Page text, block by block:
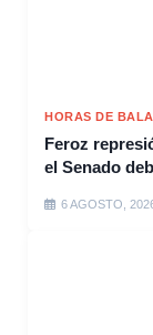
HORAS DE
Feroz
el Senado
6 AGOSTO,